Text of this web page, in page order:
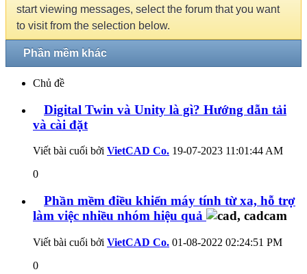
start viewing messages, select the forum that you want
to visit from the selection below.
Phần mềm khác
Chủ đề
Digital Twin và Unity là gì? Hướng dẫn tải
và cài đặt
Viết bài cuối bởi VietCAD Co. 19-07-2023 11:01:44 AM
0
Phần mềm điều khiển máy tính từ xa, hỗ trợ
làm việc nhiều nhóm hiệu quả
Viết bài cuối bởi VietCAD Co. 01-08-2022 02:24:51 PM
0